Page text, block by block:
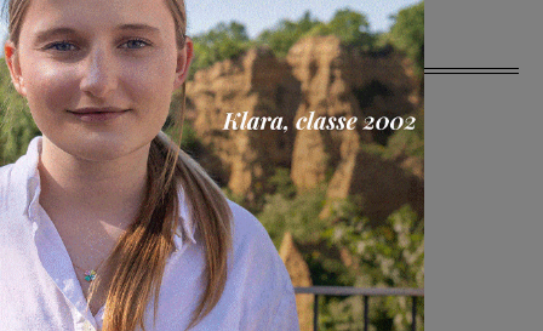
Ultime Notizie